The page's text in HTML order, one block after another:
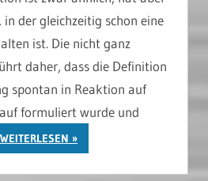
der gleichzeitig schon eine
ist. Die nicht ganz
daher, dass die Definition
spontan in Reaktion auf
formuliert wurde und
WEITERLESEN